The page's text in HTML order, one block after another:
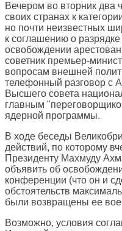
Вечером во вторник два
своих странах к
но почти неизвестных
к соглашению о
освобождении
советник премьер-
вопросам внешней
телефонный разговор с
Высшего совета
главным
ядерной программы.
В ходе беседы
действий, по которому
Президенту Махмуду
объявить об
конференции (что он и
обстоятельств
были возвращены ее
Возможно, условия